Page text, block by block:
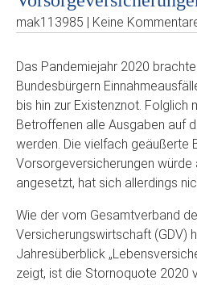
mak113985 | Keine
Das Pandemiejahr 2020
Bundesbürgern
bis hin zur Existenznot. Folglich
Betroffenen alle Ausgaben auf
werden. Die vielfach geäußerte
Vorsorgeversicherungen
angesetzt, hat sich allerdings
Wie der vom Gesamtverband
Versicherungswirtschaft (GDV)
Jahresüberblick
zeigt, ist die Stornoquote 2020